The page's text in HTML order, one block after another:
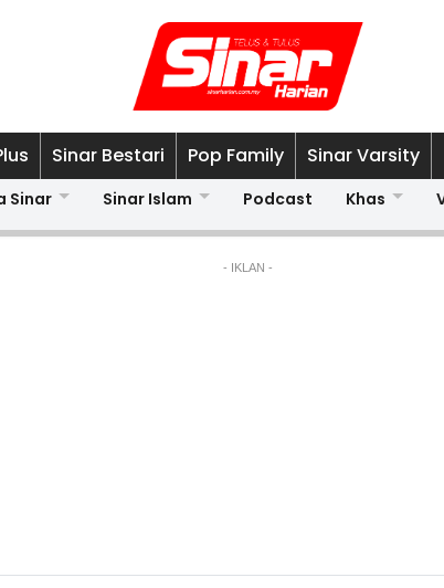
Sinar Bestari Pop Family Sinar Varsity
Sinar Sinar Islam Podcast Khas
- IKLAN -